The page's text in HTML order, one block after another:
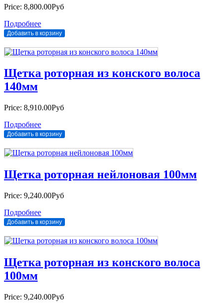
Price: 8,800.00Руб
Подробнее
Щетка роторная из конского волоса
140мм
Price: 8,910.00Руб
Подробнее
Щетка роторная нейлоновая 100мм
Price: 9,240.00Руб
Подробнее
Щетка роторная из конского волоса
100мм
Price: 9,240.00Руб